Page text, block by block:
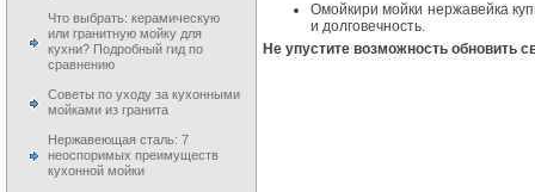
Омойкири мойки нержавейка
и долговечность.
Не упустите возможность обновить
Что выбрать: керамическую
или гранитную мойку для
кухни? Подробный гид по
сравнению
Советы по уходу за кухонными
мойками из гранита
Нержавеющая сталь: 7
неоспоримых преимуществ
кухонной мойки